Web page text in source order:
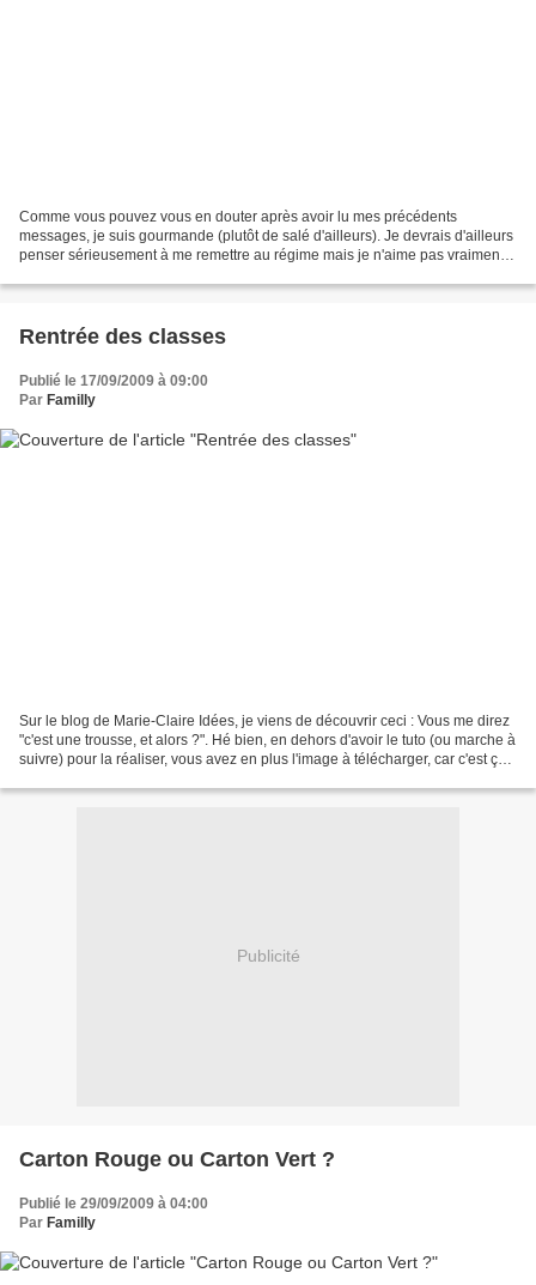
Comme vous pouvez vous en douter après avoir lu mes précédents
messages, je suis gourmande (plutôt de salé d'ailleurs). Je devrais d'ailleurs
penser sérieusement à me remettre au régime mais je n'aime pas vraiment
Rentrée des classes
Publié le 17/09/2009 à 09:00
Par Familly
Sur le blog de Marie-Claire Idées, je viens de découvrir ceci : Vous me direz
"c'est une trousse, et alors ?". Hé bien, en dehors d'avoir le tuto (ou marche à
suivre) pour la réaliser, vous avez en plus l'image à télécharger, car c'est ça
Publicité
Carton Rouge ou Carton Vert ?
Publié le 29/09/2009 à 04:00
Par Familly